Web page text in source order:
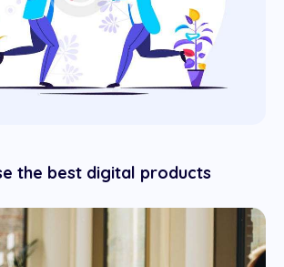
the best digital products